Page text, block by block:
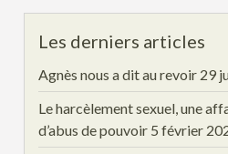
Les derniers articles
Agnès nous a dit au revoir 29
Le harcèlement sexuel, une
d’abus de pouvoir 5 février